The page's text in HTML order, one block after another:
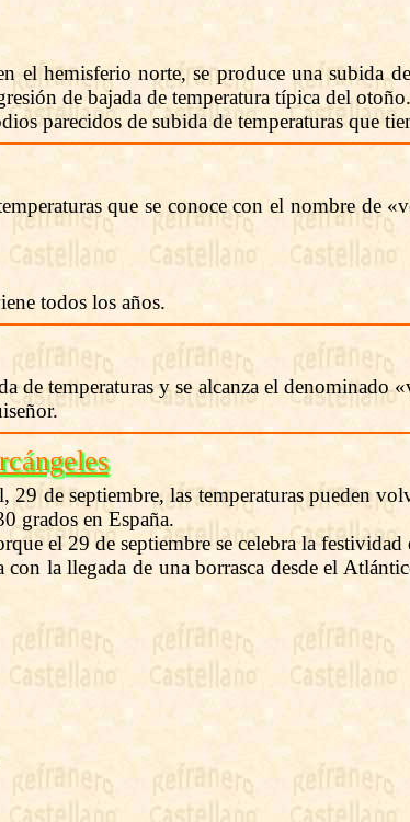
el hemisferio norte, se produce una subida
de bajada de temperatura típica del otoño.
parecidos de subida de temperaturas que
que se conoce con el nombre de
todos los años.
de temperaturas y se alcanza el denominado
de septiembre, las temperaturas pueden
grados en España.
el 29 de septiembre se celebra la
la llegada de una borrasca desde el